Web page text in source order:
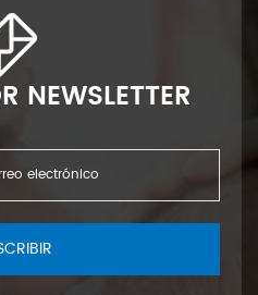
NEWSLETTER